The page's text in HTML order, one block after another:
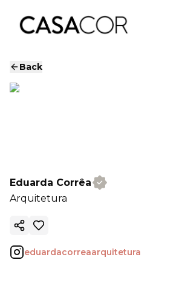
Back
Eduarda Corrêa
Arquitetura
Copy ink
eduardacorreaarquitetura